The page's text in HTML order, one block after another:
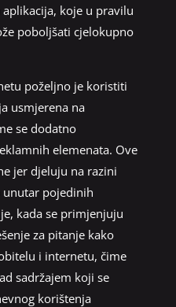
koje u pravilu
poboljšati cjelokupno
poželjno je koristiti
usmjerena na
se dodatno
elemenata. Ove
jer djeluju na razini
unutar pojedinih
kada se primjenjuju
za pitanje kako
i internetu, čime
sadržajem koji se
korištenja